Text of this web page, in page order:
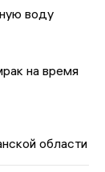
воду
на время
области